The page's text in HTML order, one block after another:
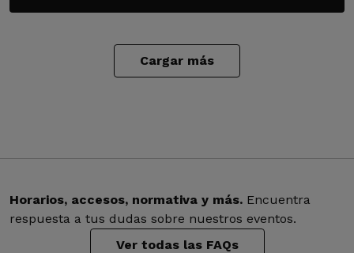
Cargar más
Horarios, accesos, normativa y más. Encuentra
respuesta a tus dudas sobre nuestros eventos.
Ver todas las FAQs